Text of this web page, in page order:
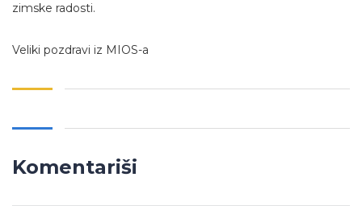
zimske radosti.
Veliki pozdravi iz MIOS-a
Komentariši